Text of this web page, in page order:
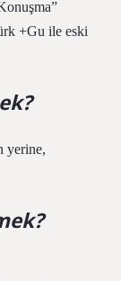
+Gu ile eski
yerine,